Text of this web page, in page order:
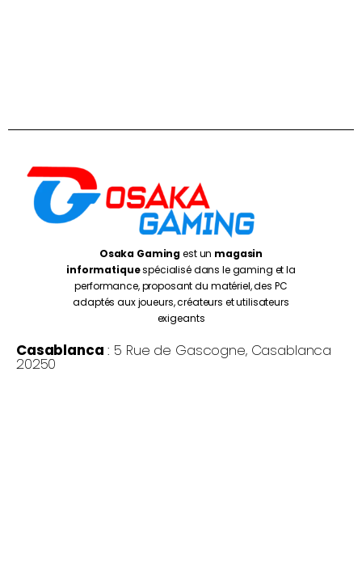
Osaka Gamingest un magasin
informatiquespécialisé dans le gaming et la
performance, proposant du matériel, des PC
adaptés aux joueurs, créateurs et utilisateurs
exigeants
Casablanca : 5 Rue de Gascogne, Casablanca
20250